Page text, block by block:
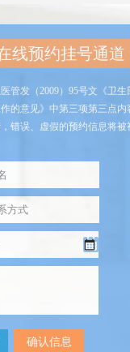
线预约挂号通道
管发（2009）95号文《卫生
的意见》中第三项第三点内
错误、虚假的预约信息将被